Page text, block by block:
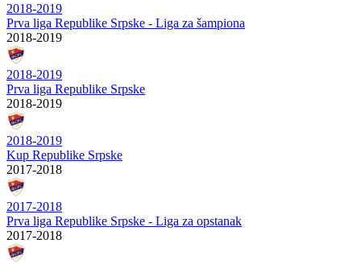
2018-2019
Prva liga Republike Srpske - Liga za šampiona
2018-2019
2018-2019
Prva liga Republike Srpske
2018-2019
2018-2019
Kup Republike Srpske
2017-2018
2017-2018
Prva liga Republike Srpske - Liga za opstanak
2017-2018